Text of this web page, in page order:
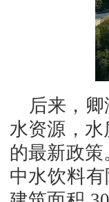
后来，
水资源，
的最新政
中水饮料